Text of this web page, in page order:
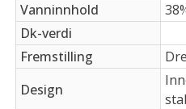
Vanninnhold
Dk-verdi
Fremstilling
Design